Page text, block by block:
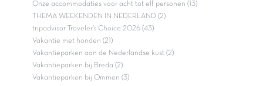
Onze accommodaties voor acht tot elf personen (13)
THEMA WEEKENDEN IN NEDERLAND (2)
tripadvisor Traveler’s Choice 2026 (43)
Vakantie met honden (21)
Vakantieparken aan de Nederlandse kust (2)
Vakantieparken bij Breda (2)
Vakantieparken bij Ommen (3)